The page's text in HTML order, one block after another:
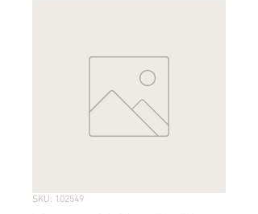
SKU: 102549